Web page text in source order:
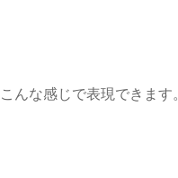
んな感じで表現できます。